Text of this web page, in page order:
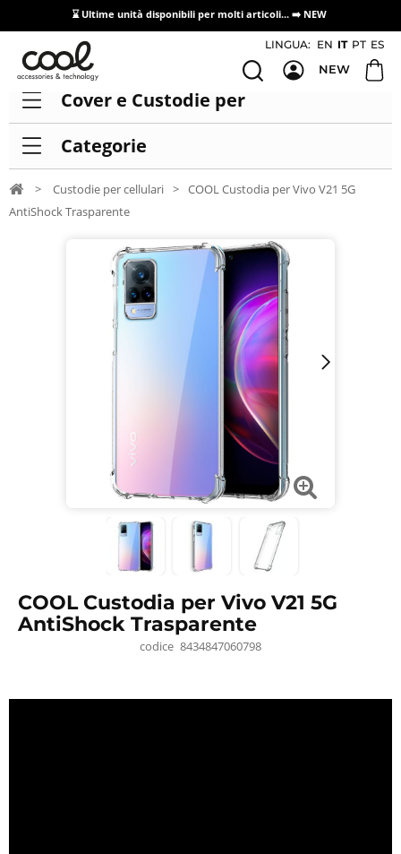
⌛ Ultime unità disponibili per molti articoli... ➡️ NEW
Accesso/registrazione distributori
LINGUA: EN IT PT ES
NEW
Cover e Custodie per
Categorie
> Custodie per cellulari > COOL Custodia per Vivo V21 5G
AntiShock Trasparente
COOL Custodia per Vivo V21 5G
AntiShock Trasparente
codice 8434847060798